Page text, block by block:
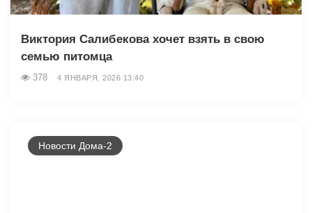
Виктория Салибекова хочет взять в свою
семью питомца
378 4 ЯНВАРЯ, 2026 13:40
Новости Дома-2